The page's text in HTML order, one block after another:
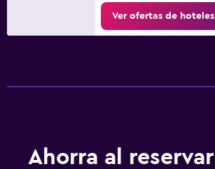
Ver ofertas de hoteles
Ahorra al reservar